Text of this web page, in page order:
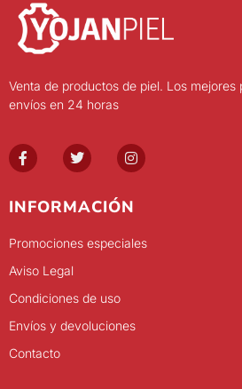
Venta de productos de piel. Los mejores
envíos en 24 horas
INFORMACIÓN
Promociones especiales
Aviso Legal
Condiciones de uso
Envíos y devoluciones
Contacto